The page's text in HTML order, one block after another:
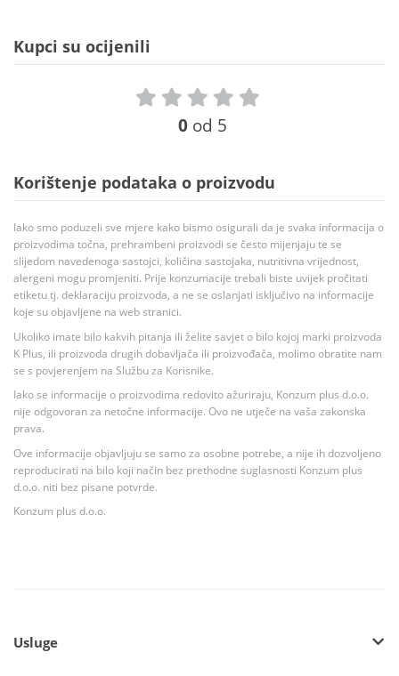
Kupci su ocijenili
0 od 5
Korištenje podataka o proizvodu
Iako smo poduzeli sve mjere kako bismo osigurali da je svaka informacija o
proizvodima točna, prehrambeni proizvodi se često mijenjaju te se
slijedom navedenoga sastojci, količina sastojaka, nutritivna vrijednost,
alergeni mogu promjeniti. Prije konzumacije trebali biste uvijek pročitati
etiketu tj. deklaraciju proizvoda, a ne se oslanjati isključivo na informacije
koje su objavljene na web stranici.
Ukoliko imate bilo kakvih pitanja ili želite savjet o bilo kojoj marki proizvoda
K Plus, ili proizvoda drugih dobavljača ili proizvođača, molimo obratite nam
se s povjerenjem na Službu za Korisnike.
Iako se informacije o proizvodima redovito ažuriraju, Konzum plus d.o.o.
nije odgovoran za netočne informacije. Ovo ne utječe na vaša zakonska
prava.
Ove informacije objavljuju se samo za osobne potrebe, a nije ih dozvoljeno
reproducirati na bilo koji način bez prethodne suglasnosti Konzum plus
d.o.o. niti bez pisane potvrde.
Konzum plus d.o.o.
Usluge